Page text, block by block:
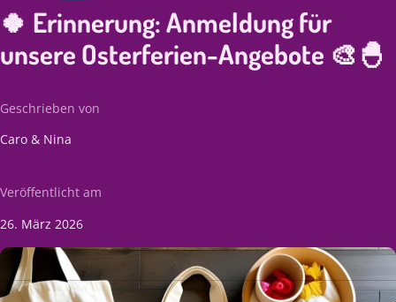
🍀 Erinnerung: Anmeldung für
unsere Osterferien-Angebote 🎨🐣
Geschrieben von
Caro & Nina
Veröffentlicht am
26. März 2026